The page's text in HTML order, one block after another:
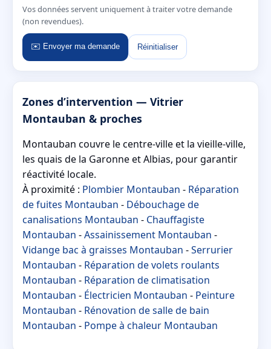
Vos données servent uniquement à traiter votre demande
(non revendues).
✉️ Envoyer ma demande Réinitialiser
Zones d’intervention — Vitrier
Montauban & proches
Montauban couvre le centre-ville et la vieille-ville,
les quais de la Garonne et Albias, pour garantir
réactivité locale.
À proximité : Plombier Montauban - Réparation
de fuites Montauban - Débouchage de
canalisations Montauban - Chauffagiste
Montauban -Assainissement Montauban -
Vidange bac à graisses Montauban -Serrurier
Montauban - Réparation de volets roulants
Montauban - Réparation de climatisation
Montauban - Électricien Montauban - Peinture
Montauban - Rénovation de salle de bain
Montauban - Pompe à chaleur Montauban